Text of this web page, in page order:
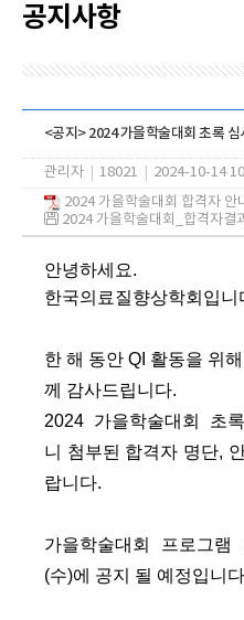
공지사항
<공지> 2024 가을학술대회 초록
관리자 18021
2024-10-14
2024 가을학술대회 합격자
2024 가을학술대회_합격자결
​안녕하세요.
한국의료질향상학회입니
한 해 동안 QI 활동을 위
께 감사드립니다.
2024 가을학술대회 초
니 첨부된 합격자 명단,
랍니다.
가을학술대회 프로그
(수)에 공지 될 예정입니